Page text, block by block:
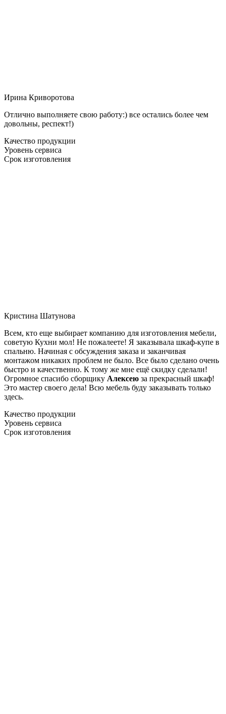
Ирина Криворотова
Отлично выполняете свою работу:) все остались более чем
довольны, респект!)
Качество продукции
Уровень сервиса
Срок изготовления
Кристина Шатунова
Всем, кто еще выбирает компанию для изготовления мебели,
советую Кухни мол! Не пожалеете! Я заказывала шкаф-купе в
спальню. Начиная с обсуждения заказа и заканчивая
монтажом никаких проблем не было. Все было сделано очень
быстро и качественно. К тому же мне ещё скидку сделали!
Огромное спасибо сборщику Алексею за прекрасный шкаф!
Это мастер своего дела! Всю мебель буду заказывать только
здесь.
Качество продукции
Уровень сервиса
Срок изготовления